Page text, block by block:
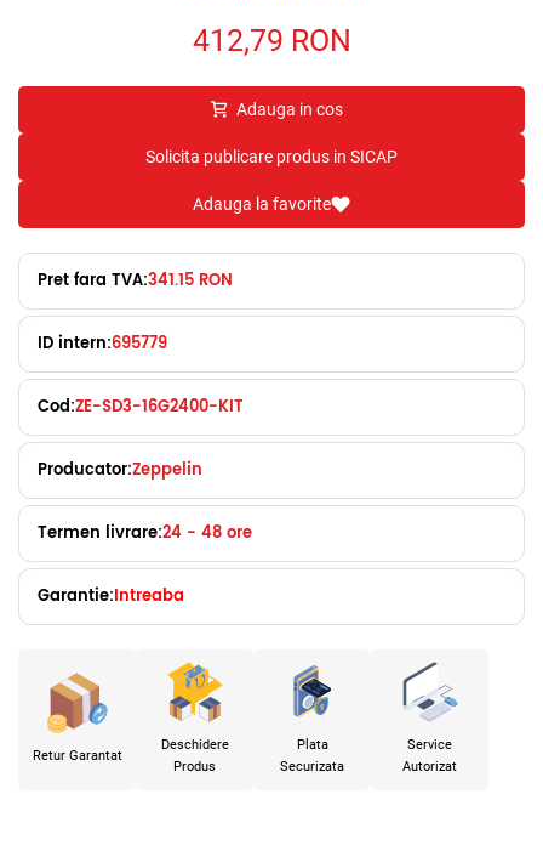
412,79 RON
Adauga in cos
Solicita publicare produs in SICAP
Adauga la favorite
Pret fara TVA:341.15 RON
ID intern:695779
Cod:ZE-SD3-16G2400-KIT
Producator:Zeppelin
Termen livrare:24 - 48 ore
Garantie:Intreaba
Retur Garantat
Deschidere
Produs
Plata
Securizata
Service
Autorizat